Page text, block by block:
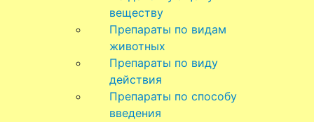
веществу
Препараты по видам
животных
Препараты по виду
действия
Препараты по способу
введения